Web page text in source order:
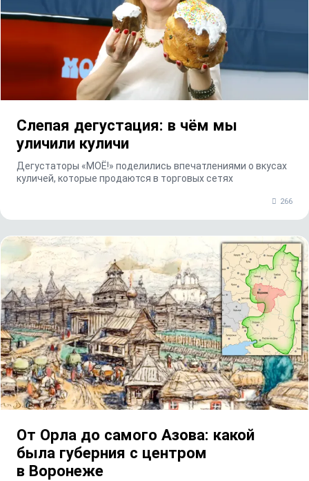
Слепая дегустация: в чём мы
уличили куличи
Дегустаторы «МОЁ!» поделились впечатлениями о вкусах
куличей, которые продаются в торговых сетях
266
От Орла до самого Азова: какой
была губерния с центром
в Воронеже